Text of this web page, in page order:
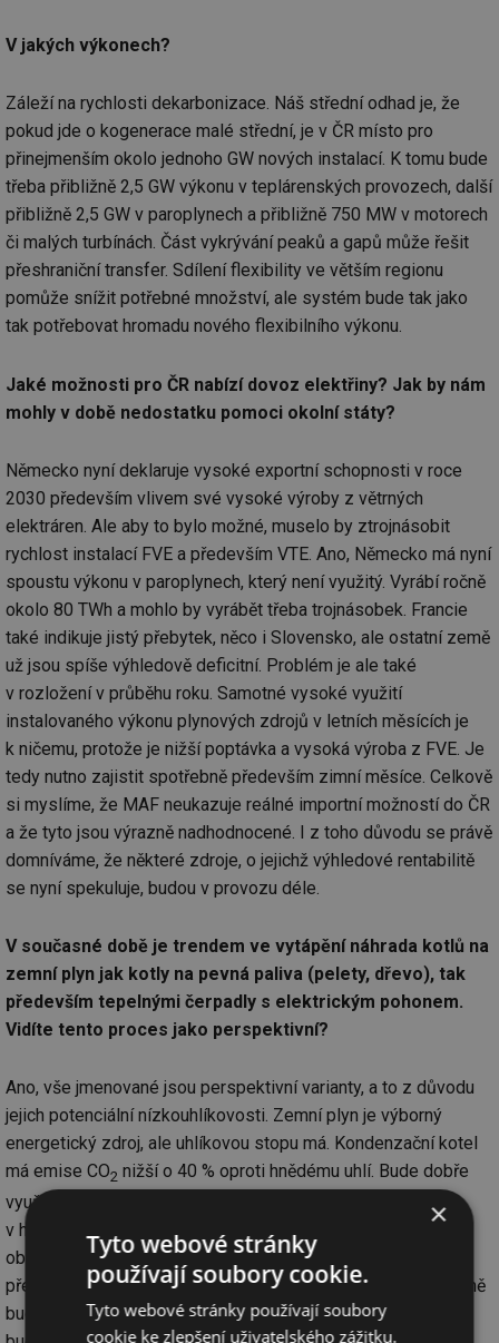
V jakých výkonech?
Záleží na rychlosti dekarbonizace. Náš střední odhad je, že
pokud jde o kogenerace malé střední, je v ČR místo pro
přinejmenším okolo jednoho GW nových instalací. K tomu bude
třeba přibližně 2,5 GW výkonu v teplárenských provozech, další
přibližně 2,5 GW v paroplynech a přibližně 750 MW v motorech
či malých turbínách. Část vykrývání peaků a gapů může řešit
přeshraniční transfer. Sdílení flexibility ve větším regionu
pomůže snížit potřebné množství, ale systém bude tak jako
tak potřebovat hromadu nového flexibilního výkonu.
Jaké možnosti pro ČR nabízí dovoz elektřiny? Jak by nám
mohly v době nedostatku pomoci okolní státy?
Německo nyní deklaruje vysoké exportní schopnosti v roce
2030 především vlivem své vysoké výroby z větrných
elektráren. Ale aby to bylo možné, muselo by ztrojnásobit
rychlost instalací FVE a především VTE. Ano, Německo má nyní
spoustu výkonu v paroplynech, který není využitý. Vyrábí ročně
okolo 80 TWh a mohlo by vyrábět třeba trojnásobek. Francie
také indikuje jistý přebytek, něco i Slovensko, ale ostatní země
už jsou spíše výhledově deficitní. Problém je ale také
v rozložení v průběhu roku. Samotné vysoké využití
instalovaného výkonu plynových zdrojů v letních měsících je
k ničemu, protože je nižší poptávka a vysoká výroba z FVE. Je
tedy nutno zajistit spotřebně především zimní měsíce. Celkově
si myslíme, že MAF neukazuje reálné importní možností do ČR
a že tyto jsou výrazně nadhodnocené. I z toho důvodu se právě
domníváme, že některé zdroje, o jejichž výhledové rentabilitě
se nyní spekuluje, budou v provozu déle.
V současné době je trendem ve vytápění náhrada kotlů na
zemní plyn jak kotly na pevná paliva (pelety, dřevo), tak
především tepelnými čerpadly s elektrickým pohonem.
Vidíte tento proces jako perspektivní?
Ano, vše jmenované jsou perspektivní varianty, a to z důvodu
jejich potenciální nízkouhlíkovosti. Zemní plyn je výborný
energetický zdroj, ale uhlíkovou stopu má. Kondenzační kotel
má emise CO2 nižší o 40 % oproti hnědému uhlí. Bude dobře
využitelný jako palivo přechodu k nízkouhlíkové energetice
v horizontu 20 až 30 let. V čím dál větší míře ale budou
obnovitelné zdroje a elektřina i zemní plyn nahrazovat, a to
především na maloodběru. Plynový mix se ale pravděpodobně
bude ozeleňovat – nebudeme tedy pálit jen zemní plyn, ale
×
Tyto webové stránky
používají soubory cookie.
Tyto webové stránky používají soubory
cookie ke zlepšení uživatelského zážitku.